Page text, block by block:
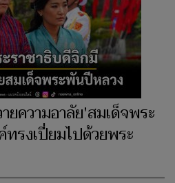
ความอาลัย'สมเด็จพระ
รงเปี่ยมไปด้วยพระ